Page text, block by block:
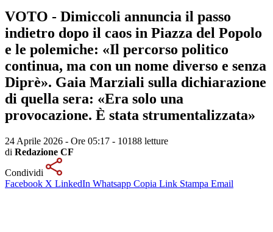
VOTO - Dimiccoli annuncia il passo
indietro dopo il caos in Piazza del Popolo
e le polemiche: «Il percorso politico
continua, ma con un nome diverso e senza
Diprè». Gaia Marziali sulla dichiarazione
di quella sera: «Era solo una
provocazione. È stata strumentalizzata»
24 Aprile 2026 - Ore 05:17 - 10188 letture
di Redazione CF
Condividi
Facebook X LinkedIn Whatsapp Copia Link Stampa Email